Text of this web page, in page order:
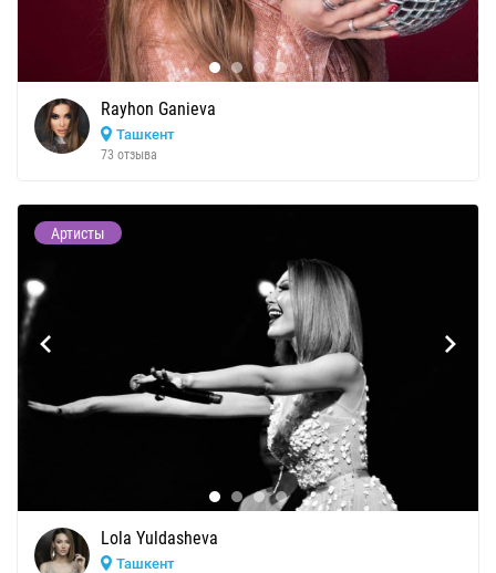
Rayhon Ganieva
Ташкент
73 отзыва
Артисты
Lola Yuldasheva
Ташкент